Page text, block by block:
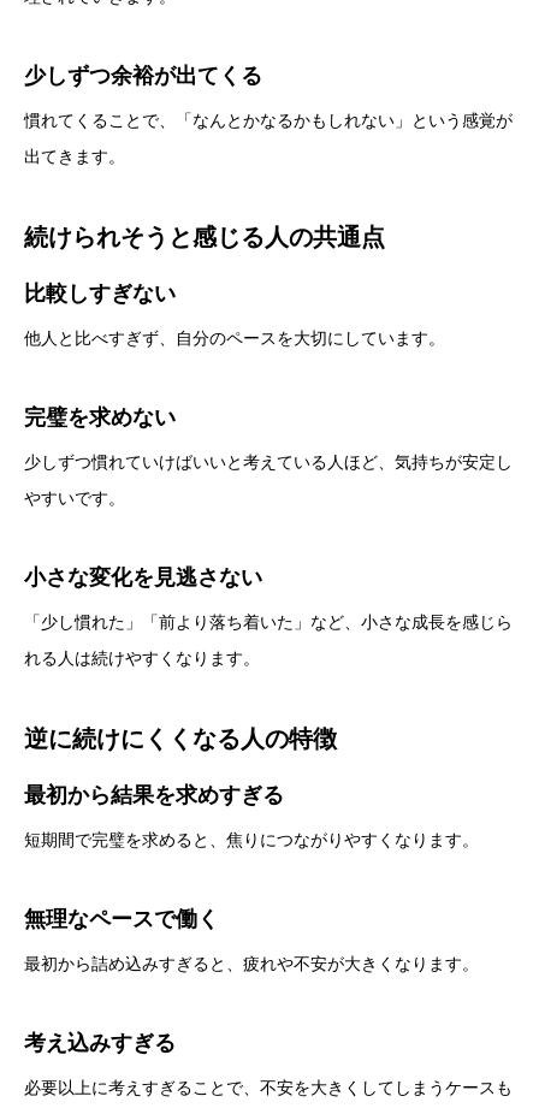
少しずつ余裕が出てくる
慣れてくることで、「なんとかなるかもしれない」という感覚が
出てきます。
続けられそうと感じる人の共通点
比較しすぎない
他人と比べすぎず、自分のペースを大切にしています。
完璧を求めない
少しずつ慣れていけばいいと考えている人ほど、気持ちが安定し
やすいです。
小さな変化を見逃さない
「少し慣れた」「前より落ち着いた」など、小さな成長を感じら
れる人は続けやすくなります。
逆に続けにくくなる人の特徴
最初から結果を求めすぎる
短期間で完璧を求めると、焦りにつながりやすくなります。
無理なペースで働く
最初から詰め込みすぎると、疲れや不安が大きくなります。
考え込みすぎる
必要以上に考えすぎることで、不安を大きくしてしまうケースも